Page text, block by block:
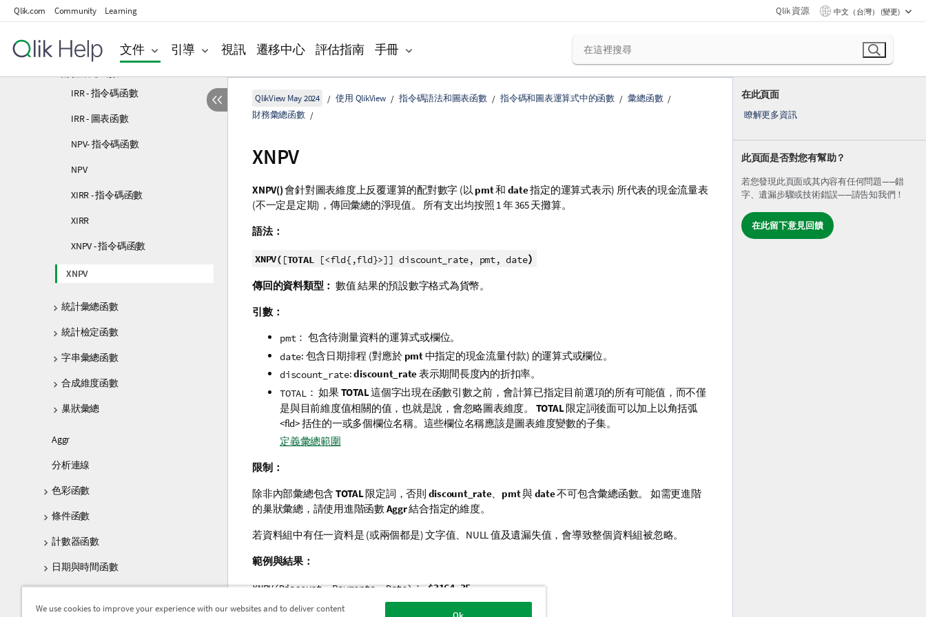
Qlik.com Community Learning Qlik 資源 中文（台灣） (變更)
文件 引導 視訊 遷移中心 評估指南 手冊
基本彙總函數
計數器彙總函數
IRR - 指令碼函數
IRR - 圖表函數
NPV- 指令碼函數
NPV
XIRR - 指令碼函數
XIRR
XNPV - 指令碼函數
XNPV
統計彙總函數
統計檢定函數
字串彙總函數
合成維度函數
巢狀彙總
Aggr
分析連線
色彩函數
條件函數
計數器函數
日期與時間函數
在此頁面
瞭解更多資訊
此頁面是否對您有幫助？
若您發現此頁面或其內容有任何問題——錯
字、遺漏步驟或技術錯誤——請告知我們！
在此留下意見回饋
QlikView May 2024 使用 QlikView 指令碼語法和圖表函數 指令碼和圖表運算式中的函數
彙總函數
財務彙總函數
XNPV
XNPV()會針對圖表維度上反覆運算的配對數字 (以 pmt和 date指定的運算式表示) 所代表的現金流量表
(不一定是定期)，傳回彙總的淨現值。 所有支出均按照 1 年 365 天攤算。
語法：
XNPV( [TOTAL[<fld{,fld}>]] discount_rate, pmt, date)
傳回的資料類型： 數值 結果的預設數字格式為貨幣。
引數：
pmt： 包含待測量資料的運算式或欄位。
date: 包含日期排程 (對應於 pmt中指定的現金流量付款) 的運算式或欄位。
discount_rate:discount_rate表示期間長度內的折扣率。
TOTAL ： 如果TOTAL這個字出現在函數引數之前，會計算已指定目前選項的所有可能值，而不僅
是與目前維度值相關的值，也就是說，會忽略圖表維度。 TOTAL限定詞後面可以加上以角括弧
<fld>括住的一或多個欄位名稱。這些欄位名稱應該是圖表維度變數的子集。
定義彙總範圍
限制：
除非內部彙總包含 TOTAL限定詞，否則 discount_rate、 pmt與date不可包含彙總函數。 如需更進階
的巢狀彙總，請使用進階函數Aggr結合指定的維度。
若資料組中有任一資料是 (或兩個都是) 文字值、 NULL值及遺漏失值，會導致整個資料組被忽略。
範例與結果：
XNPV(Discount, Payments, Date)：-$3164.35。
範例中使用的資料：
We use cookies to improve your experience with our websites and to deliver content